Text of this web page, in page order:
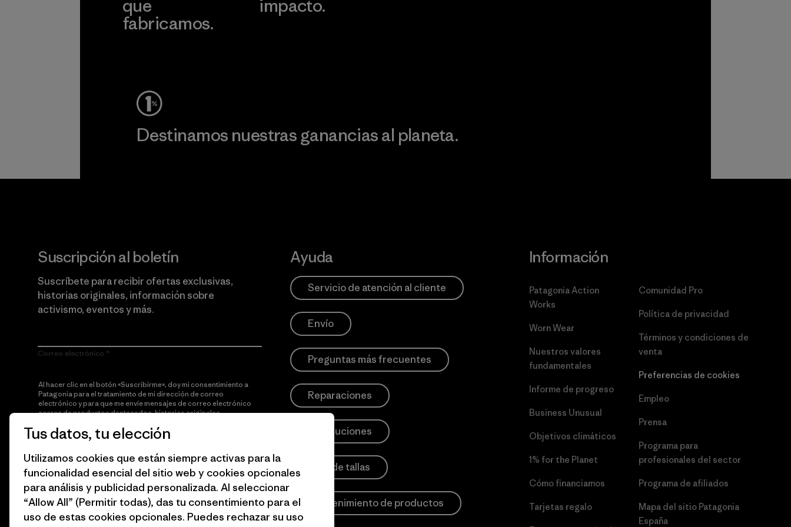
que
fabricamos.
impacto.
Destinamos nuestras ganancias al planeta.
Suscripción al boletín
Suscríbete para recibir ofertas exclusivas,
historias originales, información sobre
activismo, eventos y más.
Correo electrónico
Al hacer clic en el botón «Suscribirme», doy mi consentimiento a
Patagonia para el tratamiento de mi dirección de correo
electrónico y para que me envíe mensajes de correo electrónico
acerca de productos destacados, historias originales,
acuerdo con la
política de privacidad de Patagonia.
Suscribirme
Ayuda
Servicio de atención al cliente
Envío
Preguntas más frecuentes
Reparaciones
Devoluciones
Guía de tallas
Mantenimiento de productos
Información
Patagonia Action
Works
Worn Wear
Nuestros valores
fundamentales
Informe de progreso
Business Unusual
Objetivos climáticos
1% for the Planet
Cómo financiamos
Tarjetas regalo
Comunidad Pro
Política de privacidad
Términos y condiciones de
venta
Preferencias de cookies
Empleo
Prensa
Programa para
profesionales del sector
Programa de afiliados
Mapa del sitio Patagonia
España
Tus datos, tu elección
Utilizamos cookies que están siempre activas para la
funcionalidad esencial del sitio web y cookies opcionales
para análisis y publicidad personalizada. Al seleccionar
“Allow All” (Permitir todas), das tu consentimiento para el
uso de estas cookies opcionales. Puedes rechazar su uso